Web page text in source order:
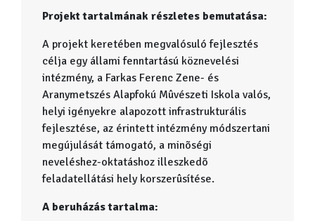
Projekt tartalmának részletes bemutatása:
A projekt keretében megvalósuló fejlesztés
célja egy állami fenntartású köznevelési
intézmény, a Farkas Ferenc Zene- és
Aranymetszés Alapfokú Mûvészeti Iskola valós,
helyi igényekre alapozott infrastrukturális
fejlesztése, az érintett intézmény módszertani
megújulását támogató, a minõségi
neveléshez-oktatáshoz illeszkedõ
feladatellátási hely korszerûsítése.
A beruházás tartalma: